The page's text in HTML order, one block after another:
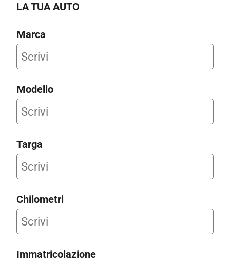
LA TUA AUTO
Marca
Modello
Targa
Chilometri
Immatricolazione